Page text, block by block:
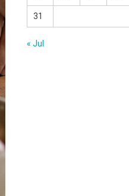
31
« Jul